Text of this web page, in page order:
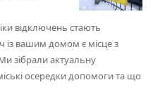
відключень стають
вашим домом є місце з
зібрали актуальну
осередки допомоги та що